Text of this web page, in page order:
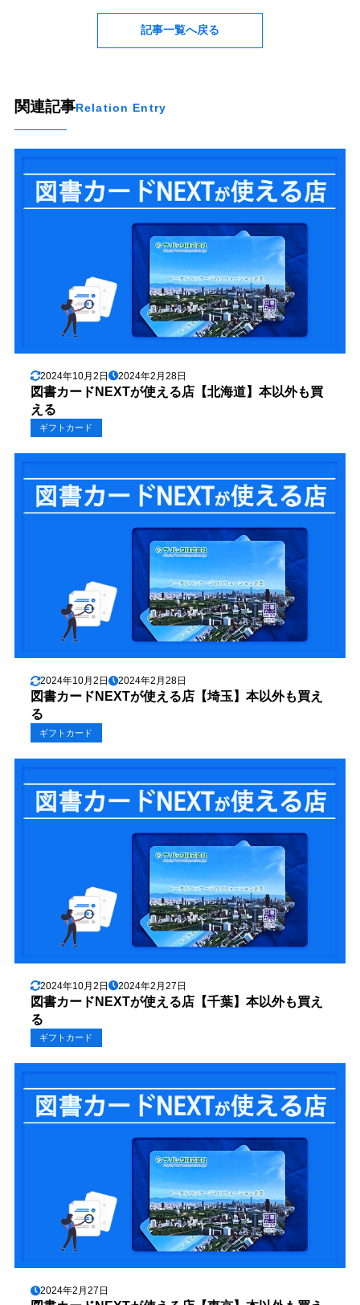
記事一覧へ戻る
関連記事Relation Entry
2024年10月2日 2024年2月28日
図書カードNEXTが使える店【北海道】本以外も買
える
ギフトカード
2024年10月2日 2024年2月28日
図書カードNEXTが使える店【埼玉】本以外も買え
る
ギフトカード
2024年10月2日 2024年2月27日
図書カードNEXTが使える店【千葉】本以外も買え
る
ギフトカード
2024年2月27日